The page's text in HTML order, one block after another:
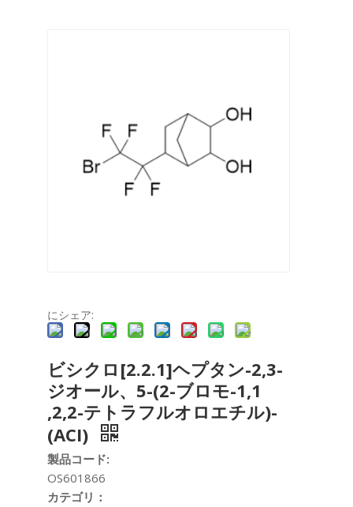
にシェア:
ビシクロ[2.2.1]ヘプタン-2,3-
ジオール、5-(2-ブロモ-1,1​​
,2,2-テトラフルオロエチル)-
(ACI)
製品コード:
OS601866
カテゴリ：